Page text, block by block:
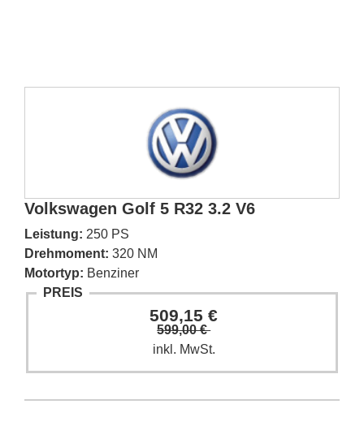
Volkswagen Golf 5 R32 3.2 V6
Leistung: 250 PS
Drehmoment: 320 NM
Motortyp: Benziner
PREIS
509,15 €
599,00 €
inkl. MwSt.